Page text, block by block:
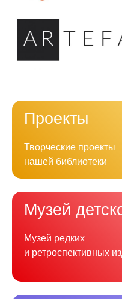
Проекты
Творческие проекты
нашей библиотеки
Музей
Музей редких
и ретроспективных